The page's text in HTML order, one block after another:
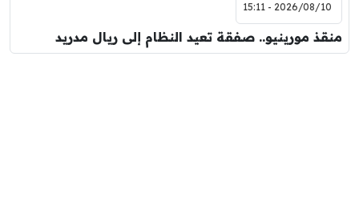
2026/08/10 - 15:11
منقذ مورينيو.. صفقة تعيد النظام إلى ريال مدريد